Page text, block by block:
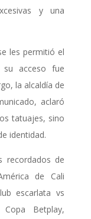
y una
les permitió el
su acceso fue
la alcaldía de
aclaró
tatuajes, sino
identidad.
recordados de
de Cali
escarlata vs
Betplay,